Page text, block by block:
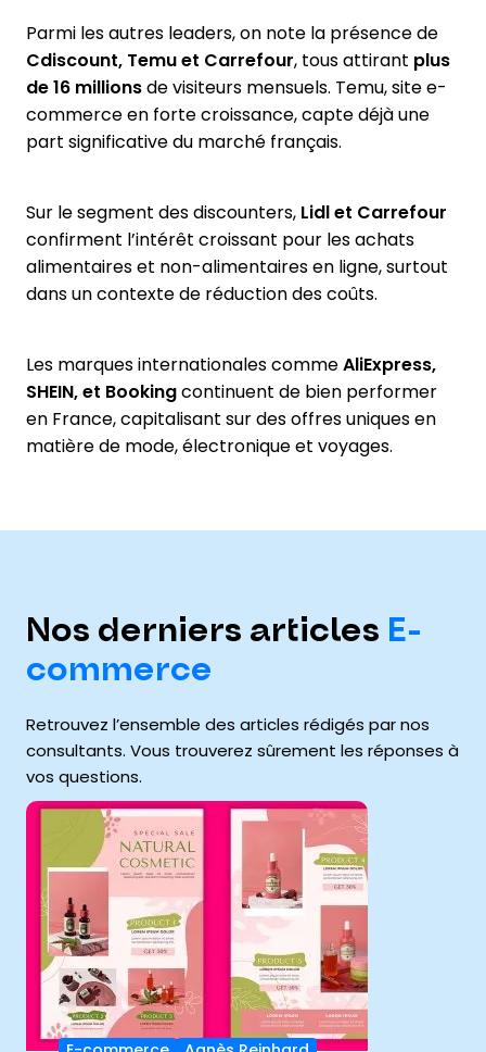
Parmi les autres leaders, on note la présence de
Cdiscount, Temu et Carrefour, tous attirant plus
de 16 millionsde visiteurs mensuels. Temu, site e-
commerce en forte croissance, capte déjà une
part significative du marché français.
Sur le segment des discounters, Lidl et Carrefour
confirment l’intérêt croissant pour les achats
alimentaires et non-alimentaires en ligne, surtout
dans un contexte de réduction des coûts.
Les marques internationales commeAliExpress,
SHEIN, et Bookingcontinuent de bien performer
en France, capitalisant sur des offres uniques en
matière de mode, électronique et voyages.
Nos derniers articles E-
commerce
Retrouvez l’ensemble des articles rédigés par nos
consultants. Vous trouverez sûrement les réponses à
vos questions.